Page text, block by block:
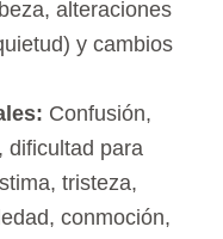
alteraciones
y cambios
Confusión,
dificultad para
tristeza,
conmoción,